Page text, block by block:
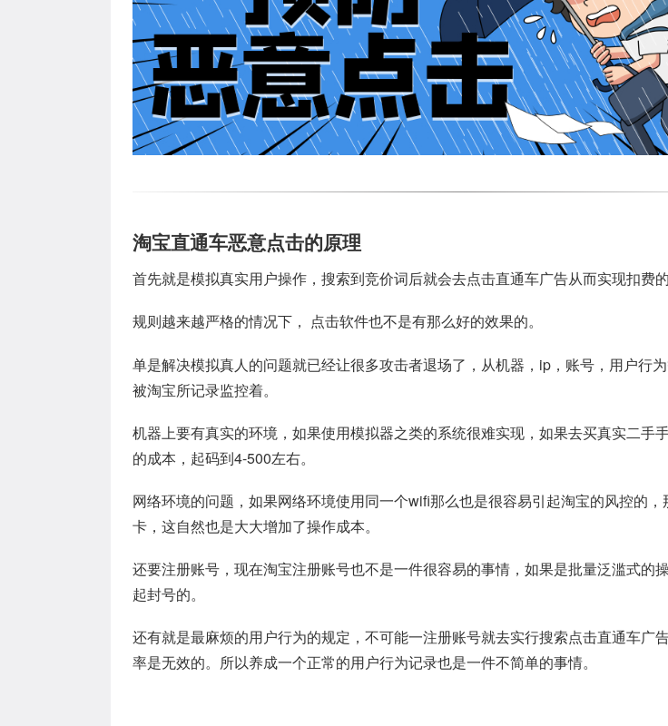
淘宝直通车恶意点击的原理
首先就是模拟真实用户操作，搜索到竞价词后就会去点击直通车广告从而实现扣费的
规则越来越严格的情况下， 点击软件也不是有那么好的效果的。
单是解决模拟真人的问题就已经让很多攻击者退场了，从机器，ip，账号，用户行
被淘宝所记录监控着。
机器上要有真实的环境，如果使用模拟器之类的系统很难实现，如果去买真实二手
的成本，起码到4-500左右。
网络环境的问题，如果网络环境使用同一个wifi那么也是很容易引起淘宝的风控的
卡，这自然也是大大增加了操作成本。
还要注册账号，现在淘宝注册账号也不是一件很容易的事情，如果是批量泛滥式的
起封号的。
还有就是最麻烦的用户行为的规定，不可能一注册账号就去实行搜索点击直通车广
率是无效的。所以养成一个正常的用户行为记录也是一件不简单的事情。